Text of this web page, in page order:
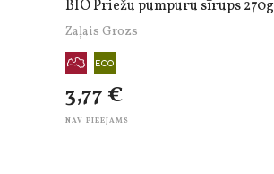
BIO Priežu pumpuru sīrups 270g
Zaļais Grozs
3,77 €
NAV PIEEJAMS